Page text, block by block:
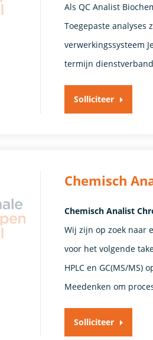
Als QC Analist
Toegepaste analyses
verwerkingssysteem
termijn
Solliciteer
Chemisch
Chemisch Analist
Wij zijn op zoek naar
voor het volgende
HPLC en GC(MS/
Meedenken om
Solliciteer